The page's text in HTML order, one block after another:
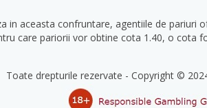
in aceasta confruntare, agentiile de
care pariorii vor obtine cota 1.40, o cota
Toate drepturile rezervate - Copyright ©